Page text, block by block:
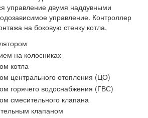
управление двумя наддувными
управление. Контроллер
на боковую стенку котла.